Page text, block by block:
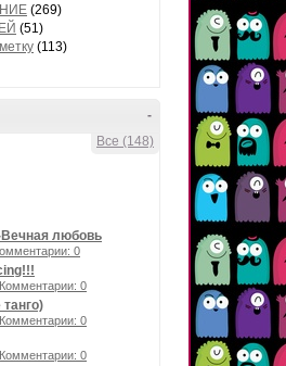
(269)
(51)
(113)
-
Все (148)
Вечная любовь
0
Комментарии: 0
Комментарии: 0
Комментарии: 0